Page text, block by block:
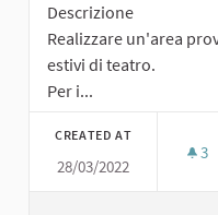
Descrizione
Realizzare un'area
estivi di teatro.
Per i...
CREATED AT
28/03/2022
3